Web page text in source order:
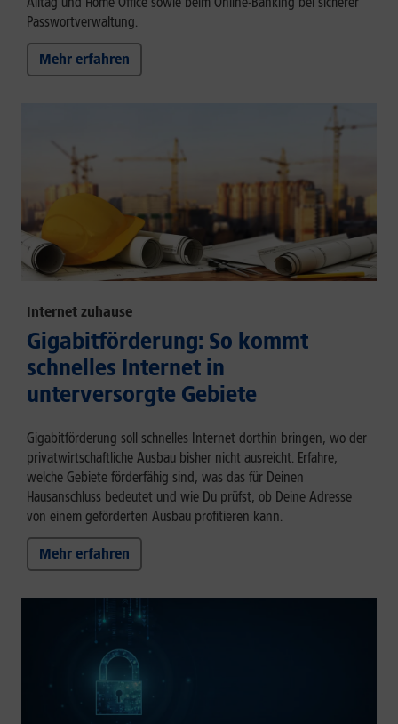
Passwortverwaltung.
Mehr erfahren
Internet zuhause
Gigabitförderung: So kommt
schnelles Internet in
unterversorgte Gebiete
Gigabitförderung soll schnelles Internet dorthin bringen, wo der
privatwirtschaftliche Ausbau bisher nicht ausreicht. Erfahre,
welche Gebiete förderfähig sind, was das für Deinen
Hausanschluss bedeutet und wie Du prüfst, ob Deine Adresse
von einem geförderten Ausbau profitieren kann.
Mehr erfahren